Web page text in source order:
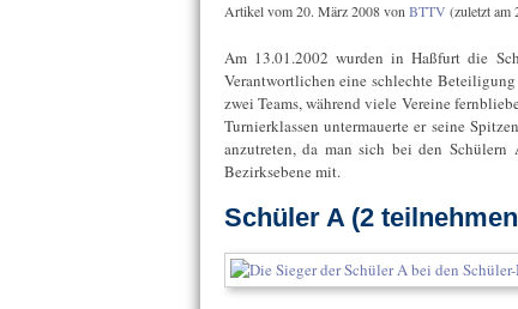
Artikel vom20. März 2008vonBTTV (zuletzt am
Am 13.01.2002 wurden in Haßfurt die
Verantwortlichen eine schlechte
zwei Teams, während viele Vereine
Turnierklassen untermauerte er seine
anzutreten, da man sich bei den
Bezirksebene mit.
Schüler A (2